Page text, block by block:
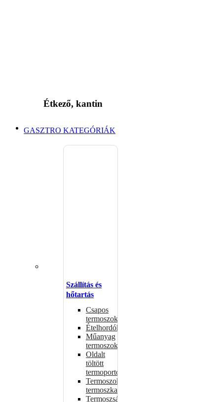
Étkező, kantin
GASZTRO KATEGÓRIÁK
Szállítás és
hőtartás
Csapos
termoszok
Ételhordók
Műanyag
termoszok
Oldalt
töltött
termoportok
Termoszok,
termoszkannák
Termoszsákok